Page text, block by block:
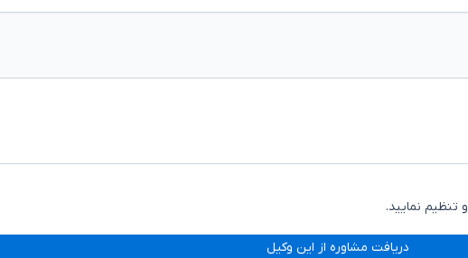
تنظیم نمایید.
دریافت مشاوره از این وکیل